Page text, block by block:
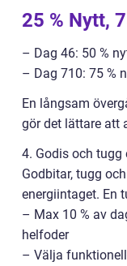
25 % Nytt,
– Dag 46: 50 %
– Dag 710: 75 %
En långsam
gör det lättare att
4. Godis och tugg
Godbitar, tugg
energiintaget. En
– Max 10 % av
helfoder
– Välja